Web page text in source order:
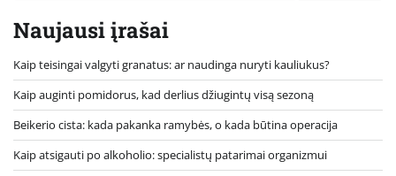
Naujausi įrašai
Kaip teisingai valgyti granatus: ar naudinga nuryti kauliukus?
Kaip auginti pomidorus, kad derlius džiugintų visą sezoną
Beikerio cista: kada pakanka ramybės, o kada būtina operacija
Kaip atsigauti po alkoholio: specialistų patarimai organizmui